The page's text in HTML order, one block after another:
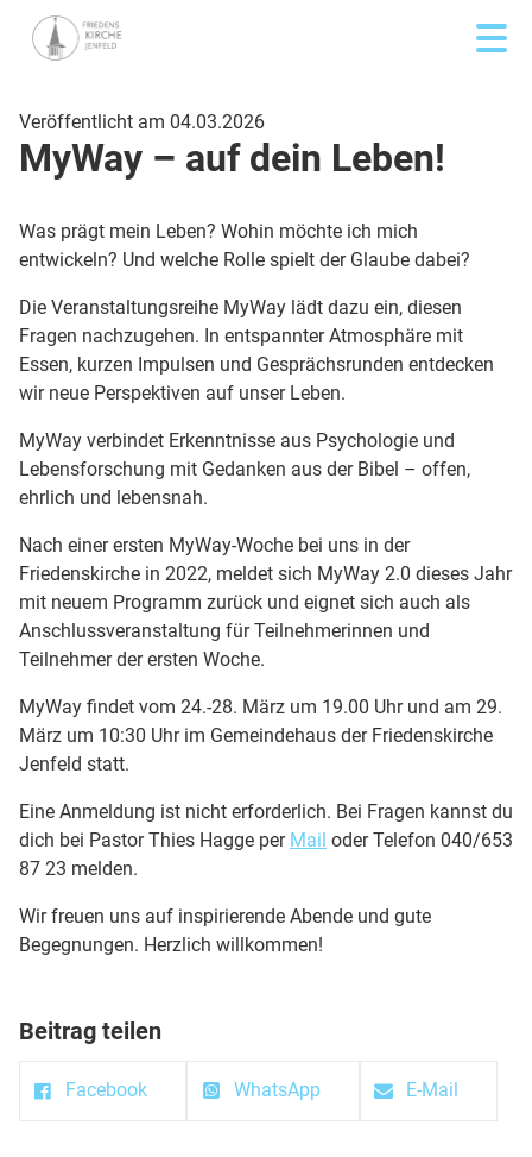
Veröffentlicht am 04.03.2026
MyWay – auf dein Leben!
Was prägt mein Leben? Wohin möchte ich mich
entwickeln? Und welche Rolle spielt der Glaube dabei?
Die Veranstaltungsreihe MyWay lädt dazu ein, diesen
Fragen nachzugehen. In entspannter Atmosphäre mit
Essen, kurzen Impulsen und Gesprächsrunden entdecken
wir neue Perspektiven auf unser Leben.
MyWay verbindet Erkenntnisse aus Psychologie und
Lebensforschung mit Gedanken aus der Bibel – offen,
ehrlich und lebensnah.
Nach einer ersten MyWay-Woche bei uns in der
Friedenskirche in 2022, meldet sich MyWay 2.0 dieses Jahr
mit neuem Programm zurück und eignet sich auch als
Anschlussveranstaltung für Teilnehmerinnen und
Teilnehmer der ersten Woche.
MyWay findet vom 24.-28. März um 19.00 Uhr und am 29.
März um 10:30 Uhr im Gemeindehaus der Friedenskirche
Jenfeld statt.
Eine Anmeldung ist nicht erforderlich. Bei Fragen kannst du
dich bei Pastor Thies Hagge per Mail oder Telefon 040/653
87 23 melden.
Wir freuen uns auf inspirierende Abende und gute
Begegnungen. Herzlich willkommen!
Beitrag teilen
Facebook WhatsApp E-Mail